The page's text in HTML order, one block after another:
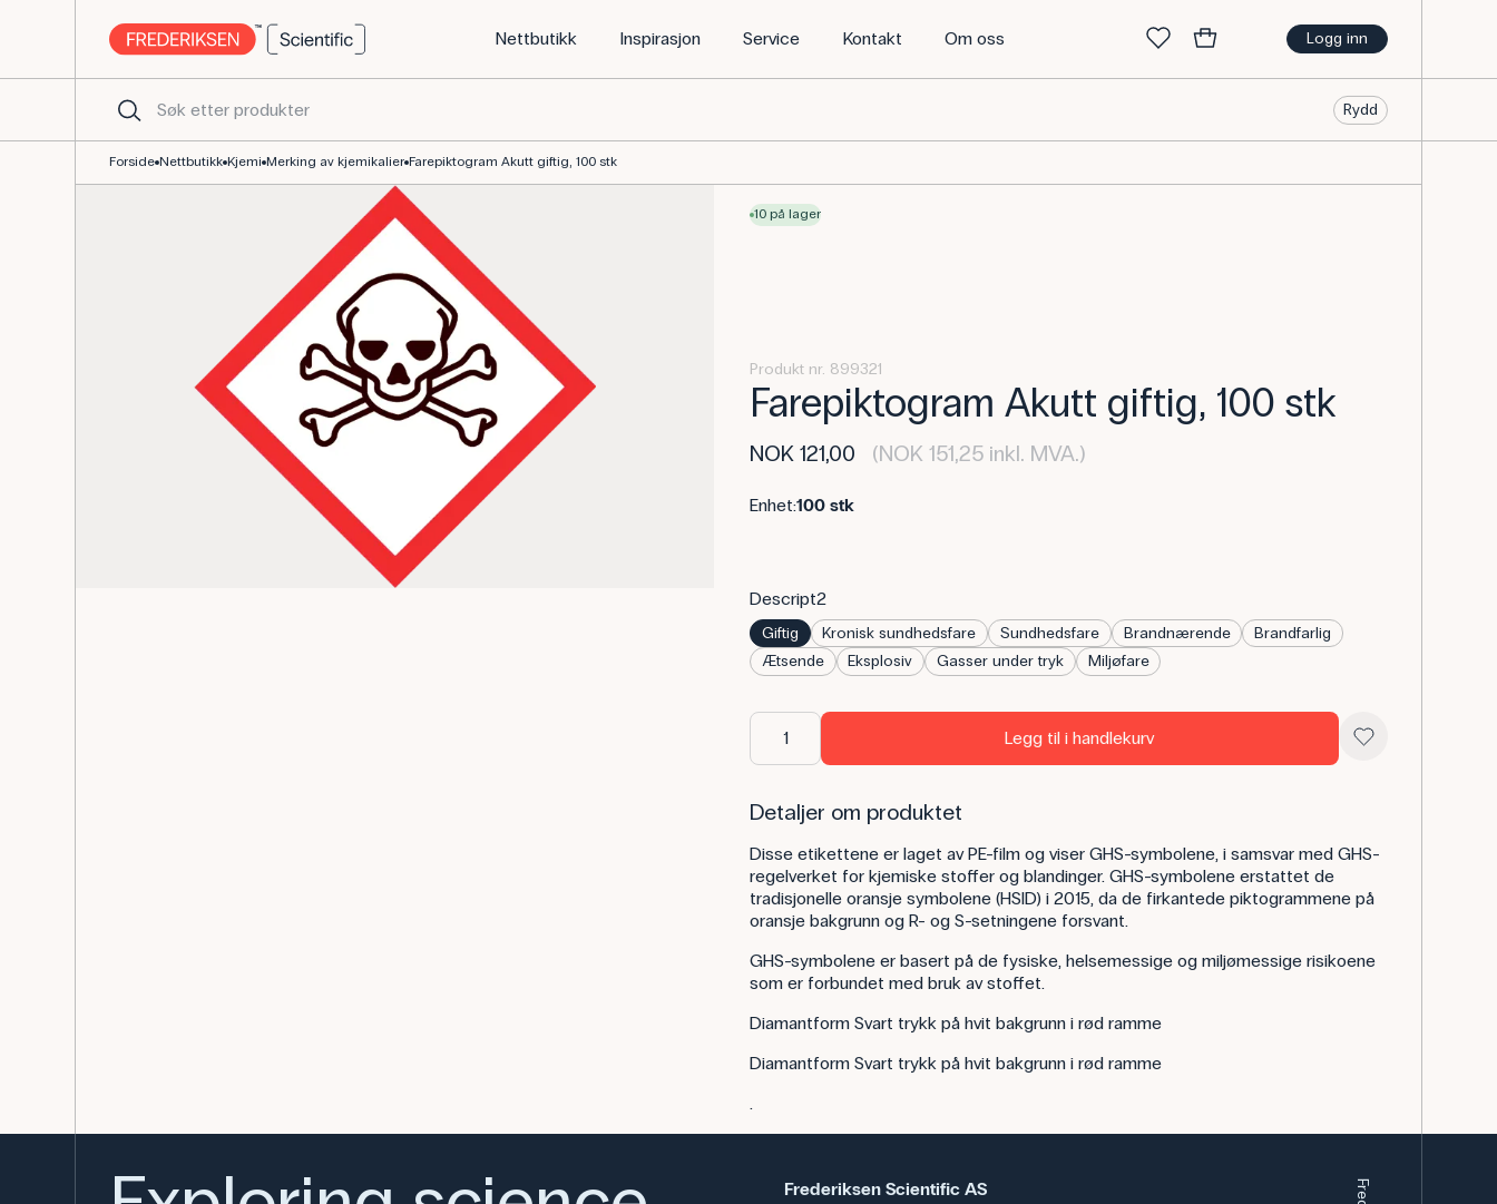
Logg inn
Nettbutikk Inspirasjon Service Kontakt Om oss
Rydd
Forside Nettbutikk Kjemi Merking av kjemikalier Farepiktogram Akutt giftig, 100 stk
10 på lager
Produkt nr. 899321
Farepiktogram Akutt giftig, 100 stk
NOK 121,00 (NOK 151,25 inkl. MVA.)
Enhet:100 stk
Descript2
Giftig Kronisk sundhedsfare Sundhedsfare Brandnærende
Brandfarlig
Ætsende
Eksplosiv Gasser under tryk Miljøfare
Legg til i handlekurv
Detaljer om produktet
Disse etikettene er laget av PE-film og viser GHS-symbolene, i samsvar med GHS-
regelverket for kjemiske stoffer og blandinger. GHS-symbolene erstattet de
tradisjonelle oransje symbolene (HSID) i 2015, da de firkantede piktogrammene på
oransje bakgrunn og R- og S-setningene forsvant.
GHS-symbolene er basert på de fysiske, helsemessige og miljømessige risikoene
som er forbundet med bruk av stoffet.
Diamantform Svart trykk på hvit bakgrunn i rød ramme
Diamantform Svart trykk på hvit bakgrunn i rød ramme
.
Frederiksen Scientific AS